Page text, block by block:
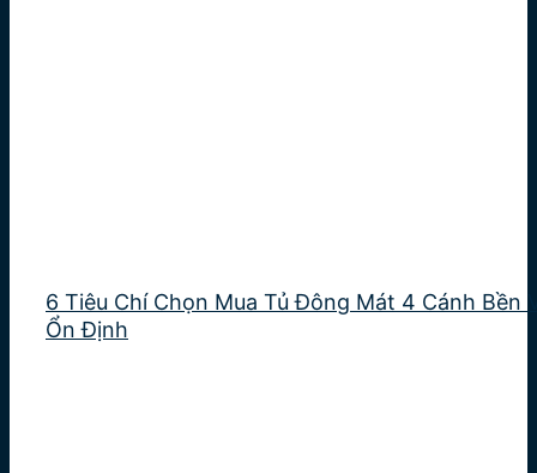
6 Tiêu Chí Chọn Mua Tủ Đông Mát 4 Cánh Bền
Ổn Định